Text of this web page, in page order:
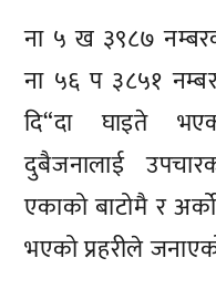
ना ५ ख ३९८७
ना ५६ प ३८५१
दि“दा घाइते
दुबैजनालाई
एकाको बाटोमै र
भएको प्रहरीले